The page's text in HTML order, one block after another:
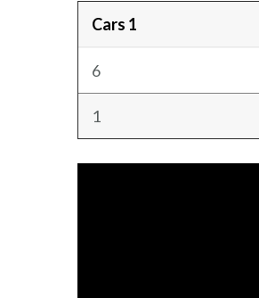
Cars 1
6
1